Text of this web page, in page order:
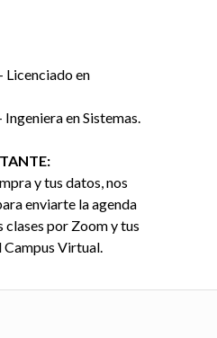
Licenciado en
en Sistemas.
y tus datos, nos
enviarte la agenda
clases por Zoom y tus
Campus Virtual.